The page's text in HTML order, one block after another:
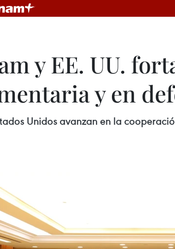
y EE. UU.
y en
Unidos avanzan en la